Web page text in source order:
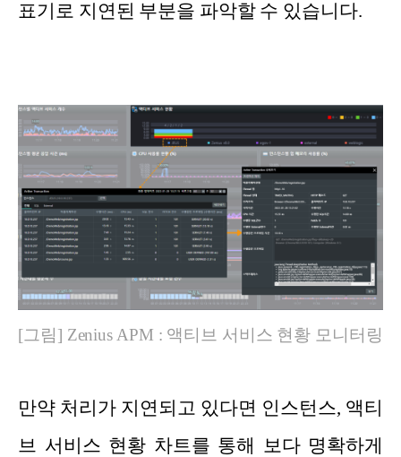
표기로 지연된 부분을 파악할 수 있습니다.
[그림] Zenius APM : 액티브 서비스 현황 모니터링
만약 처리가 지연되고 있다면 인스턴스, 액티
브 서비스 현황 차트를 통해 보다 명확하게